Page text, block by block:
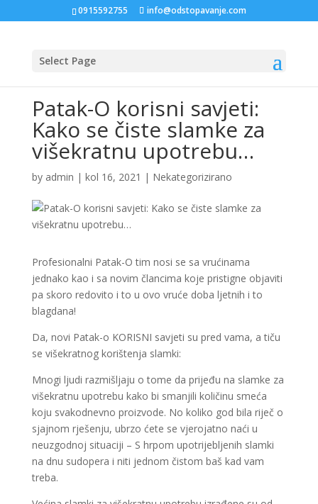
0915592755 info@odstopavanje.com
Select Page
Patak-O korisni savjeti:
Kako se čiste slamke za
višekratnu upotrebu…
by admin | kol 16, 2021 | Nekategorizirano
Profesionalni Patak-O tim nosi se sa vrućinama
jednako kao i sa novim člancima koje pristigne objaviti
pa skoro redovito i to u ovo vruće doba ljetnih i to
blagdana!
Da, novi Patak-o KORISNI savjeti su pred vama, a tiču
se višekratnog korištenja slamki:
Mnogi ljudi razmišljaju o tome da prijeđu na slamke za
višekratnu upotrebu kako bi smanjili količinu smeća
koju svakodnevno proizvode. No koliko god bila riječ o
sjajnom rješenju, ubrzo ćete se vjerojatno naći u
neuzgodnoj situaciji – S hrpom upotrijebljenih slamki
na dnu sudopera i niti jednom čistom baš kad vam
treba.